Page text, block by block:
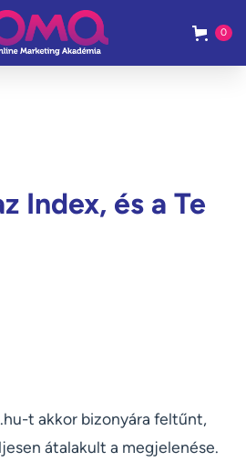
0
Index, és a Te
t akkor bizonyára feltűnt,
átalakult a megjelenése.